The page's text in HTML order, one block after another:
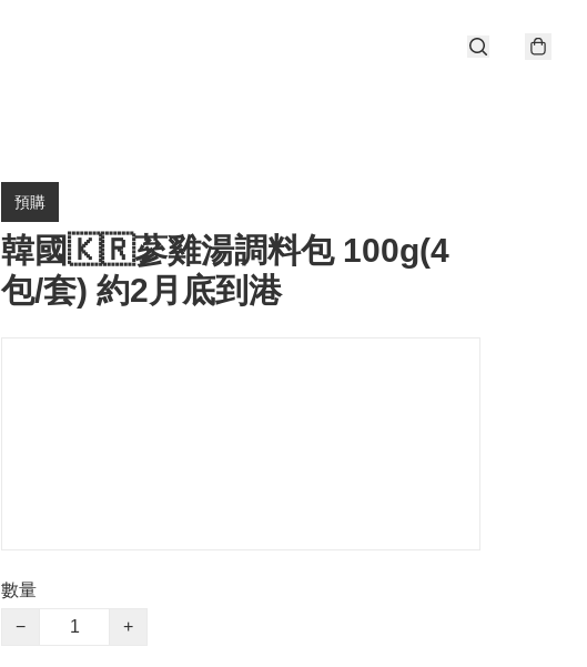
預購
韓國🇰🇷蔘雞湯調料包 100g(4
包/套) 約2月底到港
數量
−
+